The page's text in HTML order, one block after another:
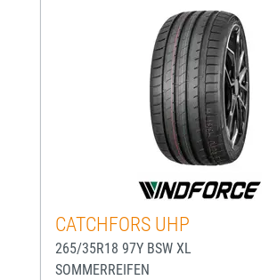
CATCHFORS UHP
265/35R18 97Y BSW XL
SOMMERREIFEN